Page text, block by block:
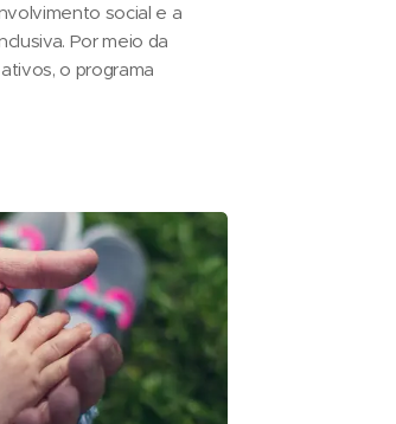
social e a
Por meio da
o programa